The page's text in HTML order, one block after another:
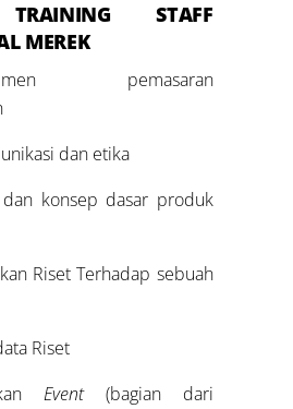
STAFF
MEREK
pemasaran
dan etika
dan konsep dasar produk
Riset Terhadap sebuah
Riset
Event (bagian dari